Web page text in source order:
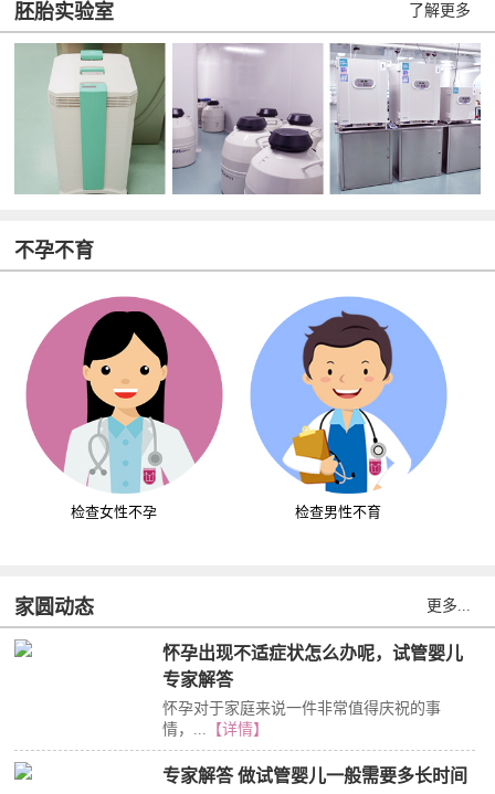
胚胎实验室 了解更多
不孕不育
检查女性不孕 检查男性不育
家圆动态 更多...
怀孕出现不适症状怎么办呢，试管婴儿
专家解答
怀孕对于家庭来说一件非常值得庆祝的事
情，...
【详情】
专家解答 做试管婴儿一般需要多长时间